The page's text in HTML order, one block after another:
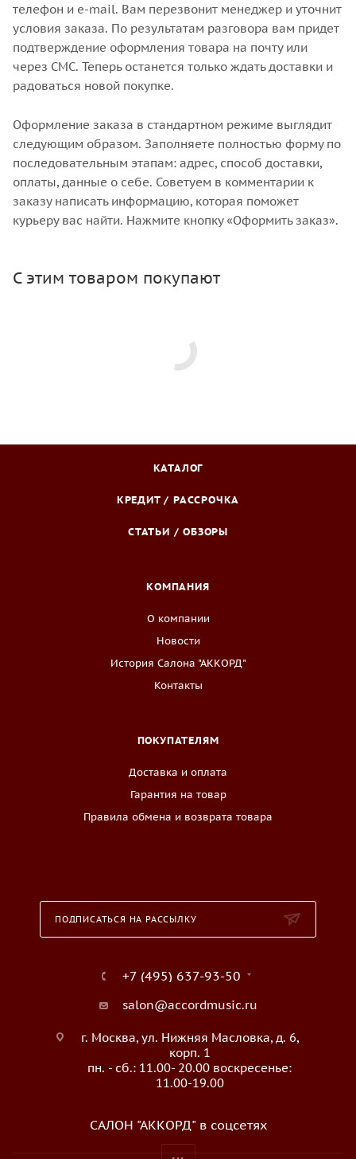
телефон и e-mail. Вам перезвонит менеджер и уточнит
условия заказа. По результатам разговора вам придет
подтверждение оформления товара на почту или
через СМС. Теперь останется только ждать доставки и
радоваться новой покупке.
Оформление заказа в стандартном режиме выглядит
следующим образом. Заполняете полностью форму по
последовательным этапам: адрес, способ доставки,
оплаты, данные о себе. Советуем в комментарии к
заказу написать информацию, которая поможет
курьеру вас найти. Нажмите кнопку «Оформить заказ».
С этим товаром покупают
КАТАЛОГ
КРЕДИТ / РАССРОЧКА
СТАТЬИ / ОБЗОРЫ
КОМПАНИЯ
О компании
Новости
История Салона "АККОРД"
Контакты
ПОКУПАТЕЛЯМ
Доставка и оплата
Гарантия на товар
Правила обмена и возврата товара
ПОДПИСАТЬСЯ НА РАССЫЛКУ
+7 (495) 637-93-50
salon@accordmusic.ru
г. Москва, ул. Нижняя Масловка, д. 6,
корп. 1
пн. - сб.: 11.00- 20.00 воскресенье:
11.00-19.00
САЛОН "АККОРД" в соцсетях